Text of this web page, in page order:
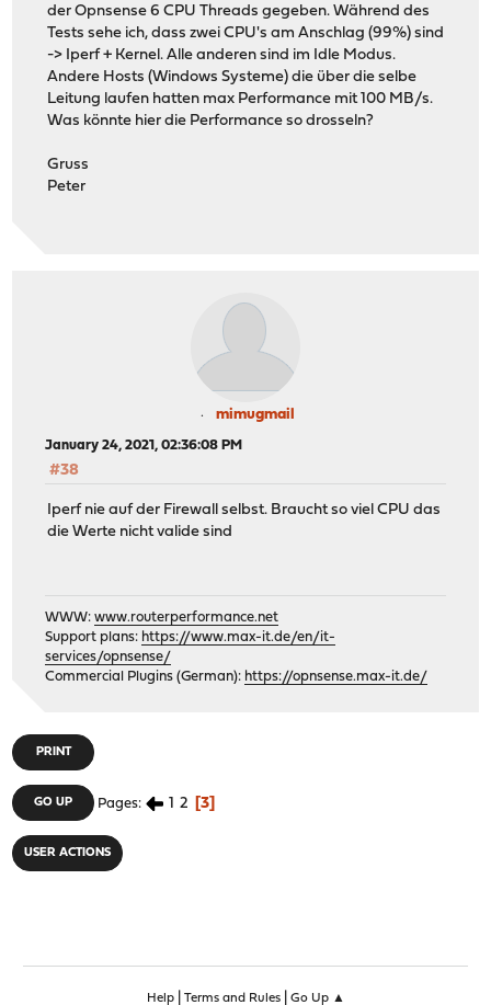
der Opnsense 6 CPU Threads gegeben. Während des
Tests sehe ich, dass zwei CPU's am Anschlag (99%) sind
-> Iperf + Kernel. Alle anderen sind im Idle Modus.
Andere Hosts (Windows Systeme) die über die selbe
Leitung laufen hatten max Performance mit 100 MB/s.
Was könnte hier die Performance so drosseln?
Gruss
Peter
mimugmail
January 24, 2021, 02:36:08 PM
#38
Iperf nie auf der Firewall selbst. Braucht so viel CPU das
die Werte nicht valide sind
WWW:www.routerperformance.net
Support plans: https://www.max-it.de/en/it-
services/opnsense/
Commercial Plugins (German): https://opnsense.max-it.de/
PRINT
GO UP Pages 1 2 3
USER ACTIONS
Help| Terms and Rules| Go Up ▲